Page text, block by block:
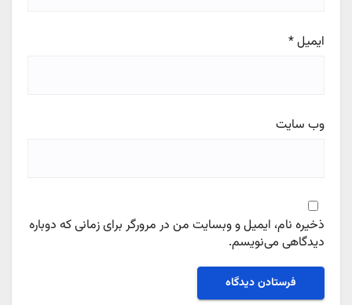
ایمیل*
وب‌ سایت
ذخیره نام، ایمیل و وبسایت من در مرورگر برای زمانی که دوباره
دیدگاهی می‌نویسم.